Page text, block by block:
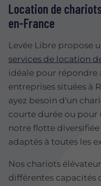
Location de
en-France
Levée Libre propose
services de location
idéale pour répondre
entreprises situées à
ayez besoin d'un
courte durée ou pour
notre flotte
adaptés à toutes les
Nos chariots
différentes capacités